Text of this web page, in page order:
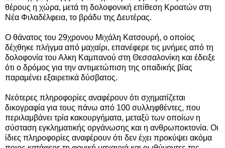
θέρους η χώρα, μετά τη δολοφονική επίθεση Κροατών στη
Νέα Φιλαδέλφεια, το βράδυ της Δευτέρας.
Ο θάνατος του 29χρονου Μιχάλη Κατσουρή, ο οποίος
δέχθηκε πλήγμα από μαχαίρι, επανέφερε τις μνήμες από τη
δολοφονία του Αλκη Καμπανού στη Θεσσαλονίκη και έδειξε
ότι ο δρόμος για την αντιμετώπιση της οπαδικής βίας
παραμένει εξαιρετικά δύσβατος.
Νεότερες πληροφορίες αναφέρουν ότι σχηματίζεται
δικογραφία για τους πάνω από 100 συλληφθέντες, που
περιλαμβάνει τρία κακουργήματα, μεταξύ των οποίων η
σύσταση εγκληματικής οργάνωσης και η ανθρωποκτονία. Οι
ίδιες πληροφορίες αναφέρουν ότι δεν έχει προκύψει ακόμα